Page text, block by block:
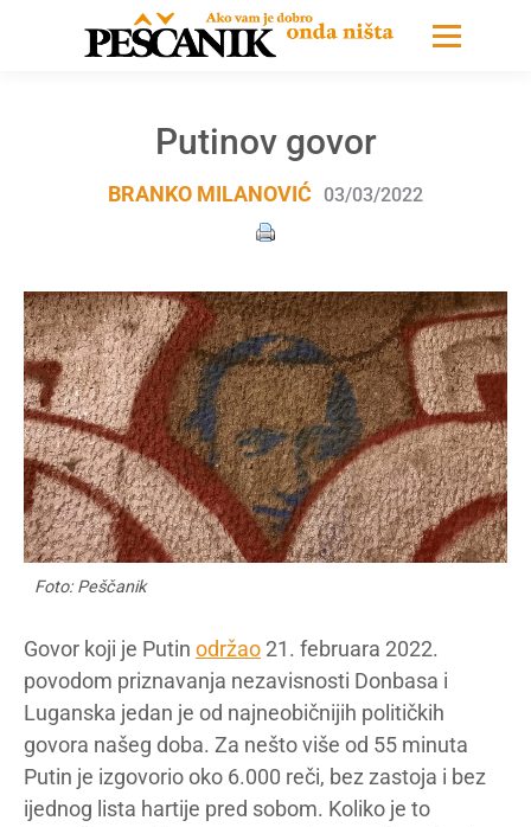
Putinov govor
BRANKO MILANOVIĆ 03/03/2022
Foto: Peščanik
Govor koji je Putin održao 21. februara 2022.
povodom priznavanja nezavisnosti Donbasa i
Luganska jedan je od najneobičnijih političkih
govora našeg doba. Za nešto više od 55 minuta
Putin je izgovorio oko 6.000 reči, bez zastoja i bez
ijednog lista hartije pred sobom. Koliko je to